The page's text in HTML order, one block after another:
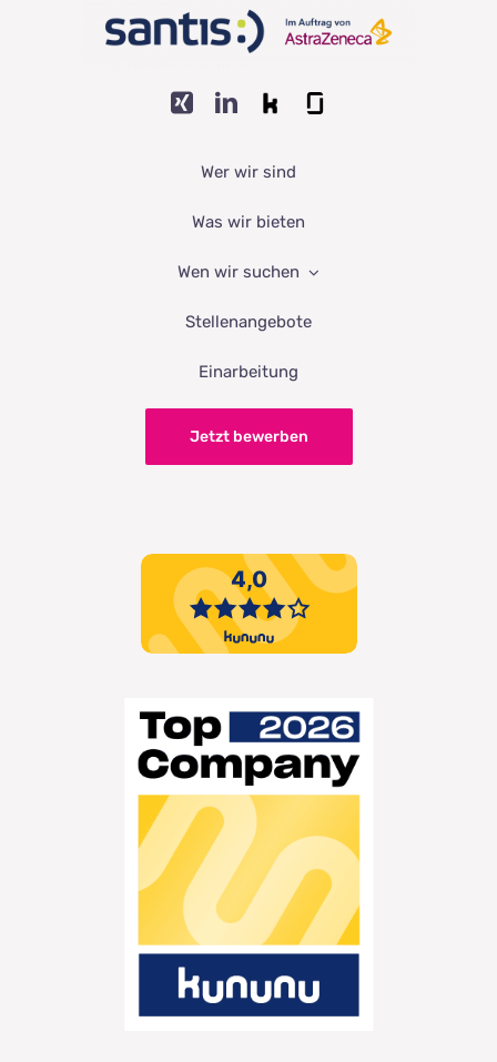
Wer wir sind
Was wir bieten
Wen wir suchen
Stellenangebote
Einarbeitung
Jetzt bewerben